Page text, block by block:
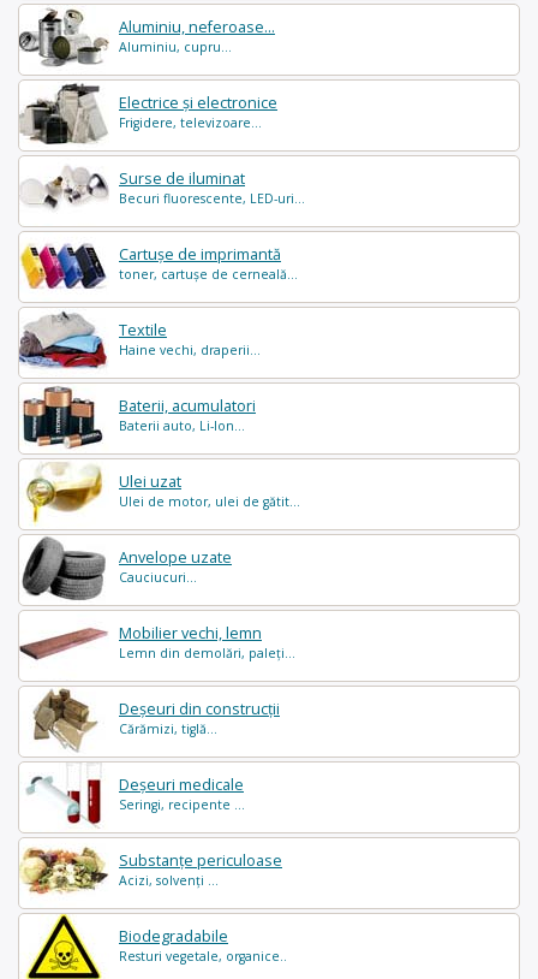
Aluminiu, neferoase...
Aluminiu, cupru...
Electrice și electronice
Frigidere, televizoare...
Surse de iluminat
Becuri fluorescente, LED-uri...
Cartușe de imprimantă
toner, cartușe de cerneală...
Textile
Haine vechi, draperii...
Baterii, acumulatori
Baterii auto, Li-Ion...
Ulei uzat
Ulei de motor, ulei de gătit...
Anvelope uzate
Cauciucuri...
Mobilier vechi, lemn
Lemn din demolări, paleți...
Deșeuri din construcții
Cărămizi, tiglă...
Deșeuri medicale
Seringi, recipente ...
Substanțe periculoase
Acizi, solvenți ...
Biodegradabile
Resturi vegetale, organice..